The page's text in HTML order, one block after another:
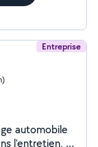
Entreprise
automobile
l'entretien, le